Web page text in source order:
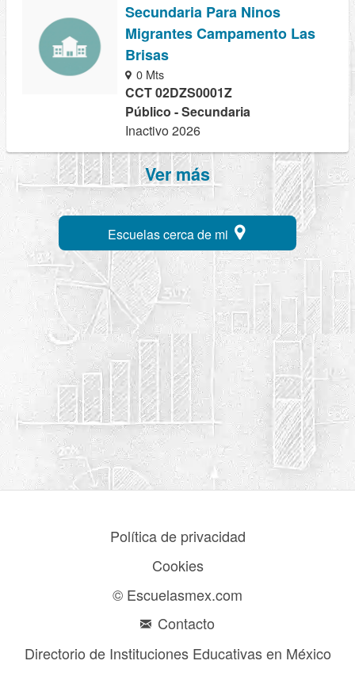
Secundaria Para Ninos
Migrantes Campamento Las
Brisas
0 Mts
CCT 02DZS0001Z
Público - Secundaria
Inactivo 2026
Ver más
Escuelas cerca de mi
Política de privacidad
Cookies
© Escuelasmex.com
Contacto
Directorio de Instituciones Educativas en México